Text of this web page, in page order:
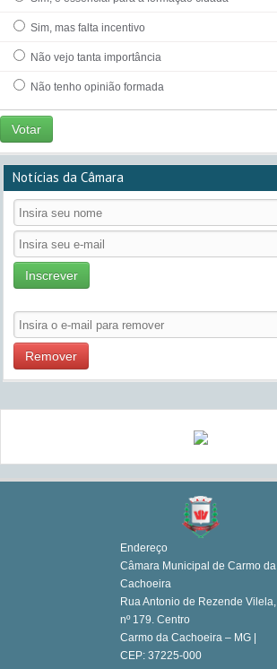
Sim, mas falta incentivo
Não vejo tanta importância
Não tenho opinião formada
Votar
Notícias da Câmara
Inscrever
Remover
Endereço
Câmara Municipal de Carmo da
Cachoeira
Rua Antonio de Rezende Vilela,
nº 179. Centro
Carmo da Cachoeira – MG |
CEP: 37225-000